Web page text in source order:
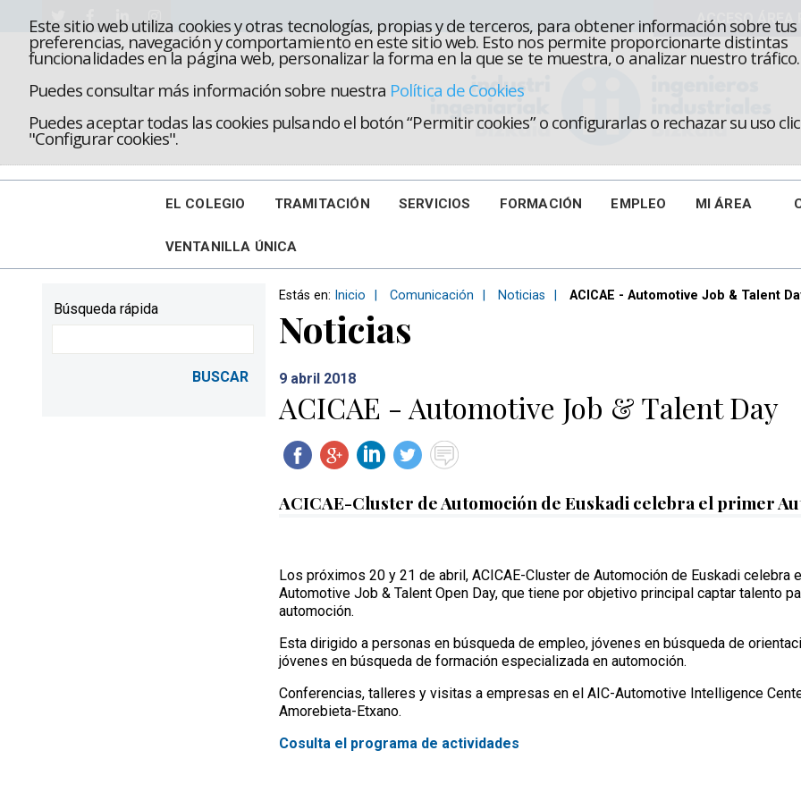
Este sitio web utiliza cookies y otras tecnologías, propias y de terceros, para obtener información sobre tus
preferencias, navegación y comportamiento en este sitio web. Esto nos permite proporcionarte distintas
funcionalidades en la página web, personalizar la forma en la que se te muestra, o analizar nuestro tráfico.
Puedes consultar más información sobre nuestra Política de Cookies
Puedes aceptar todas las cookies pulsando el botón “Permitir cookies” o configurarlas o rechazar su uso
"Configurar cookies".
EL COLEGIO TRAMITACIÓN SERVICIOS FORMACIÓN EMPLEO MI ÁREA
VENTANILLA ÚNICA
Estás en: Inicio Comunicación Noticias ACICAE - Automotive Job & Talent
Noticias
9 abril 2018
ACICAE - Automotive Job & Talent Day
ACICAE-Cluster de Automoción de Euskadi celebra el primer
Los próximos 20 y 21 de abril, ACICAE-Cluster de Automoción de Euskadi celebra
Automotive Job & Talent Open Day, que tiene por objetivo principal captar talento
automoción.
Esta dirigido a personas en búsqueda de empleo, jóvenes en búsqueda de
jóvenes en búsqueda de formación especializada en automoción.
Conferencias, talleres y visitas a empresas en el AIC-Automotive Intelligence
Amorebieta-Etxano.
Cosulta el programa de actividades
Búsqueda rápida